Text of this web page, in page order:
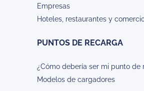
Empresas
Hoteles, restaurantes y
PUNTOS DE RECARGA
¿Cómo debería ser mi punto de
Modelos de cargadores